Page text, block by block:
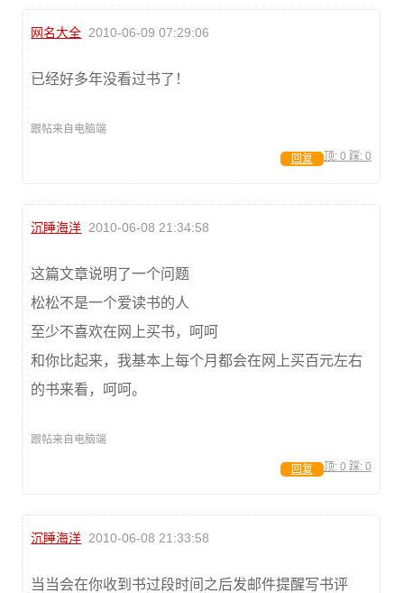
网名大全 2010-06-09 07:29:06
已经好多年没看过书了！
跟帖来自电脑端
顶: 0 踩: 0
回复
沉睡海洋 2010-06-08 21:34:58
这篇文章说明了一个问题
松松不是一个爱读书的人
至少不喜欢在网上买书，呵呵
和你比起来，我基本上每个月都会在网上买百元左右
的书来看，呵呵。
跟帖来自电脑端
顶: 0 踩: 0
回复
沉睡海洋 2010-06-08 21:33:58
当当会在你收到书过段时间之后发邮件提醒写书评